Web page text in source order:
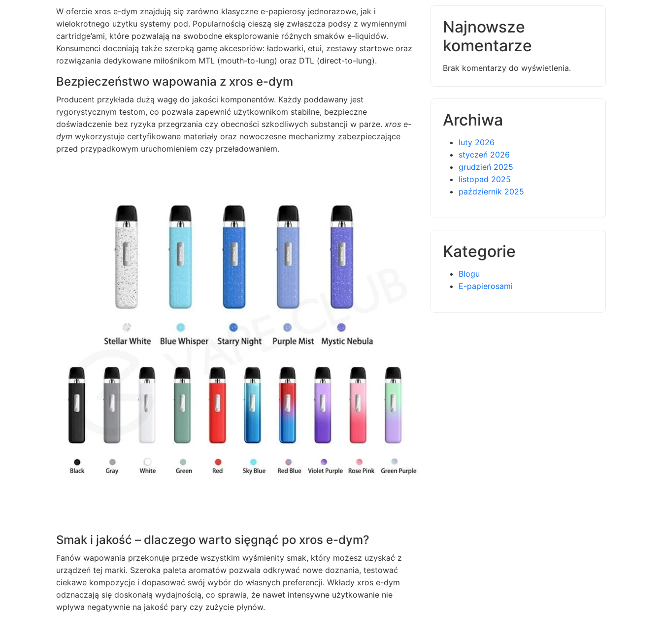
W ofercie xros e-dym znajdują się zarówno klasyczne e-papierosy jednorazowe, jak i
wielokrotnego użytku systemy pod. Popularnością cieszą się zwłaszcza podsy z wymiennymi
cartridge’ami, które pozwalają na swobodne eksplorowanie różnych smaków e-liquidów.
Konsumenci doceniają także szeroką gamę akcesoriów: ładowarki, etui, zestawy startowe oraz
rozwiązania dedykowane miłośnikom MTL (mouth-to-lung) oraz DTL (direct-to-lung).
Bezpieczeństwo wapowania z xros e-dym
Producent przykłada dużą wagę do jakości komponentów. Każdy poddawany jest
rygorystycznym testom, co pozwala zapewnić użytkownikom stabilne, bezpieczne
doświadczenie bez ryzyka przegrzania czy obecności szkodliwych substancji w parze. xros e-
dym wykorzystuje certyfikowane materiały oraz nowoczesne mechanizmy zabezpieczające
przed przypadkowym uruchomieniem czy przeładowaniem.
Smak i jakość – dlaczego warto sięgnąć po xros e-dym?
Fanów wapowania przekonuje przede wszystkim wyśmienity smak, który możesz uzyskać z
urządzeń tej marki. Szeroka paleta aromatów pozwala odkrywać nowe doznania, testować
ciekawe kompozycje i dopasować swój wybór do własnych preferencji. Wkłady xros e-dym
odznaczają się doskonałą wydajnością, co sprawia, że nawet intensywne użytkowanie nie
wpływa negatywnie na jakość pary czy zużycie płynów.
Najnowsze
komentarze
Brak komentarzy do wyświetlenia.
Archiwa
luty 2026
styczeń 2026
grudzień 2025
listopad 2025
październik 2025
Kategorie
Blogu
E-papierosami